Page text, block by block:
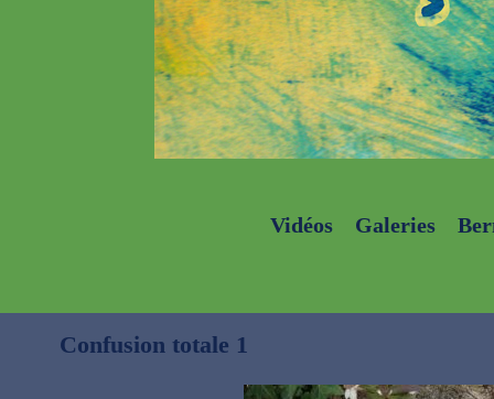
Vidéos Galeries
Confusion totale 1